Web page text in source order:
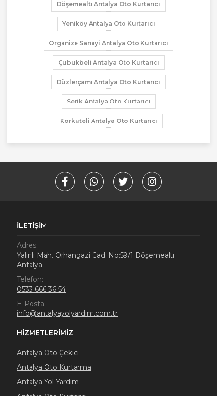
Döşemealtı Antalya Oto Kurtarıcı
Yeniköy Antalya Oto Kurtarıcı
Organize Sanayi Antalya Oto Kurtarıcı
Çubukbeli Antalya Oto Kurtarıcı
Düzlerçamı Antalya Oto Kurtarıcı
Serik Antalya Oto Kurtarıcı
Korkuteli Antalya Oto Kurtarıcı
İLETIŞIM
Adres:
Yalınlı Mah. Orhangazi Cad. No:59/1 Döşemealtı
Antalya
Telefon:
0533 666 36 54
E-Posta:
info@antalyayolyardim.com.tr
HIZMETLERIMIZ
Antalya Oto Çekici
Antalya Oto Kurtarma
Antalya Yol Yardım